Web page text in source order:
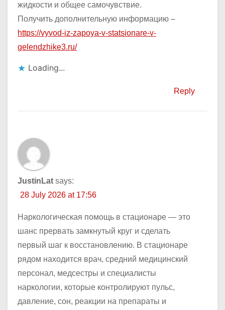
жидкости и общее самочувствие.
Получить дополнительную информацию –
https://vyvod-iz-zapoya-v-statsionare-v-
gelendzhike3.ru/
Loading...
Reply
JustinLat says:
28 July 2026 at 17:56
Наркологическая помощь в стационаре — это
шанс прервать замкнутый круг и сделать
первый шаг к восстановлению. В стационаре
рядом находится врач, средний медицинский
персонал, медсестры и специалисты
наркологии, которые контролируют пульс,
давление, сон, реакции на препараты и